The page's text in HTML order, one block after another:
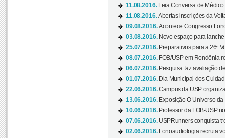
11.08.2016.
Leia Conversa de
11.08.2016.Abertas inscrições da
09.08.2016.Acontece Congresso
03.08.2016. Novo espaço para
25.07.2016. Preparativos para a 26ª
08.07.2016. FOB/USP em Rondônia
06.07.2016. Pesquisa faz avaliação
01.07.2016. Dia Municipal dos
22.06.2016.Campus da USP
13.06.2016. Exposição O Universo
10.06.2016. Professor da FOB-USP
07.06.2016. USPRunners conquista
02.06.2016. Fonoaudiologia recruta